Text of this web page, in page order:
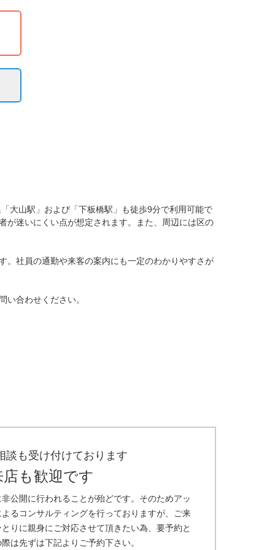
大山駅」および「下板橋駅」も徒歩9分で利用可能で
が迷いにくい点が想定されます。また、周辺には区の
。社員の通勤や来客の案内にも一定のわかりやすさが
合わせください。
談も受け付けております
店も歓迎です
公開に行われることが殆どです。そのためアッ
るコンサルティングを行っておりますが、ご来
りに親身にご対応させて頂きたい為、要予約と
は先ずは下記よりご予約下さい。